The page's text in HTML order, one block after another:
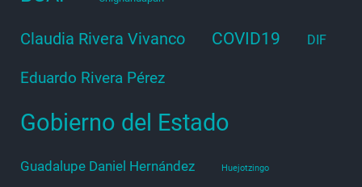
Claudia Rivera Vivanco COVID19 DIF
Eduardo Rivera Pérez
Gobierno del Estado
Guadalupe Daniel Hernández Huejotzingo